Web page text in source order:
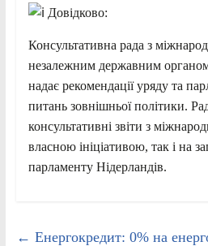
Довідково:
Консультативна рада з
незалежним державним
надає рекомендації уряду та
питань зовнішньої політики.
консультативні звіти з
власною ініціативою, так і на
парламенту Нідерландів.
← Енергокредит: 0% на